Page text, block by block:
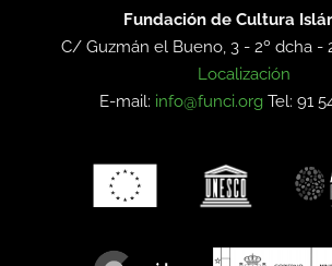
Fundación de Cultura
C/ Guzmán el Bueno, 3 - 2º dcha -
Localización
E-mail: info@funci.org Tel: 91